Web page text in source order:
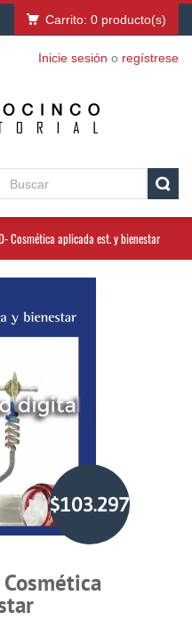
Carrito: 0 producto(s)
Inicie sesión o regístrese
Cosmética aplicada est. y bienestar
$103.297,16
Cosmética